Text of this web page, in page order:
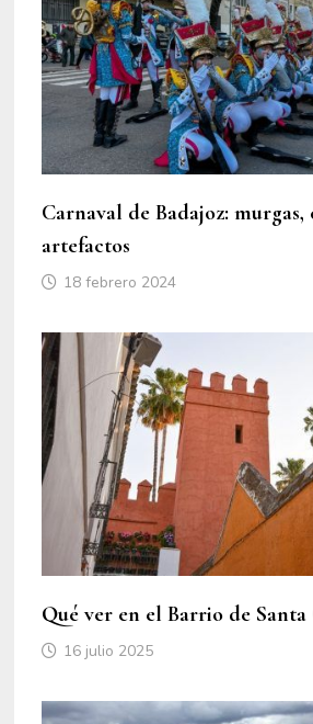
Carnaval de Badajoz: murgas,
artefactos
18 febrero 2024
Qué ver en el Barrio de
16 julio 2025